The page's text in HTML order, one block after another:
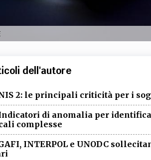
dell'autore
2: le principali criticità per i
di anomalia per
complesse
INTERPOL e UNODC